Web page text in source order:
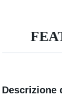
Descrizione